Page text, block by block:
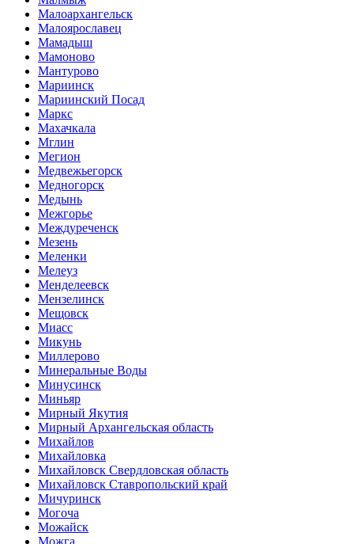
Малоархангельск
Малоярославец
Мамадыш
Мамоново
Мантурово
Мариинск
Мариинский Посад
Маркс
Махачкала
Мглин
Мегион
Медвежьегорск
Медногорск
Медынь
Межгорье
Междуреченск
Мезень
Меленки
Мелеуз
Менделеевск
Мензелинск
Мещовск
Миасс
Микунь
Миллерово
Минеральные Воды
Минусинск
Миньяр
Мирный Якутия
Мирный Архангельская область
Михайлов
Михайловка
Михайловск Свердловская область
Михайловск Ставропольский край
Мичуринск
Могоча
Можайск
Можга